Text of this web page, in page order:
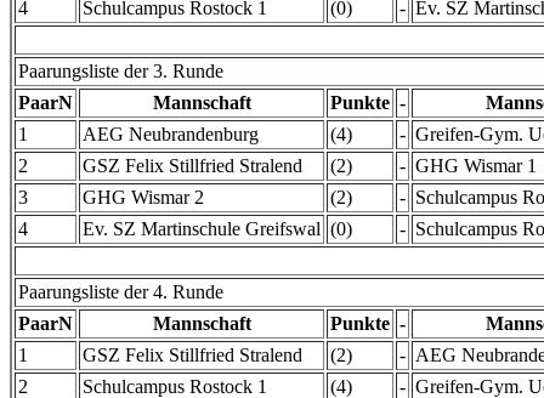
4
Schulcampus Rostock 1 (0) - Ev. SZ
Paarungsliste der 3. Runde
PaarN
Mannschaft Punkte -
1
AEG Neubrandenburg (4) - Greifen-Gym.
2
GSZ Felix Stillfried Stralend (2) - GHG Wismar 1
3
GHG Wismar 2 (2) - Schulcampus
4
Ev. SZ Martinschule Greifswal (0) - Schulcampus
Paarungsliste der 4. Runde
PaarN
Mannschaft Punkte -
1
GSZ Felix Stillfried Stralend (2) - AEG
2
Schulcampus Rostock 1 (4) - Greifen-Gym.